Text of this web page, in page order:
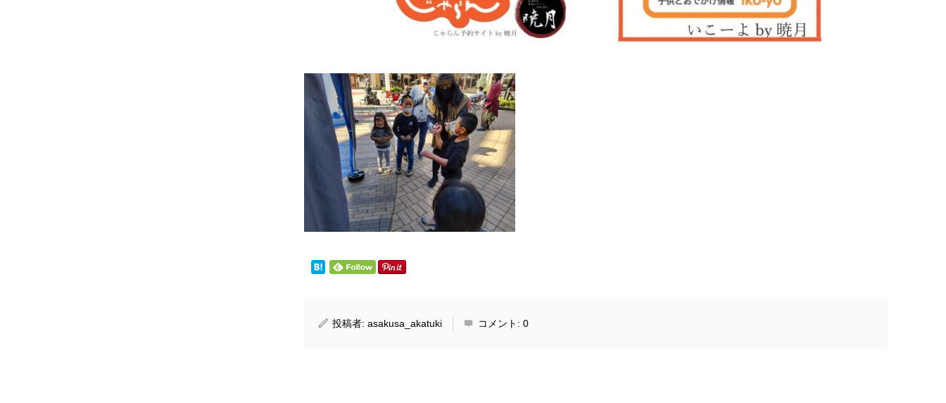
投稿者:asakusa_akatuki コメント:0